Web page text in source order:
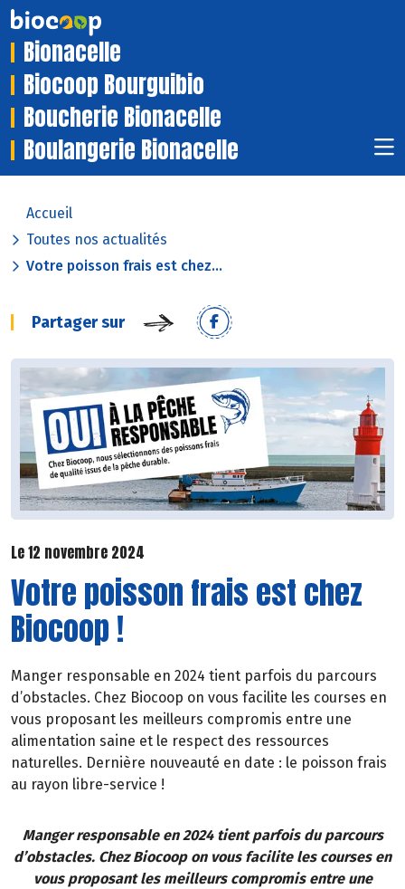
Bionacelle
Biocoop Bourguibio
Boucherie Bionacelle
Boulangerie Bionacelle
Accueil
Toutes nos actualités
Votre poisson frais est chez...
Partager sur
Le 12 novembre 2024
Votre poisson frais est chez
Biocoop !
Manger responsable en 2024 tient parfois du parcours
d’obstacles. Chez Biocoop on vous facilite les courses en
vous proposant les meilleurs compromis entre une
alimentation saine et le respect des ressources
naturelles. Dernière nouveauté en date : le poisson frais
au rayon libre-service !
Manger responsable en 2024 tient parfois du parcours
d’obstacles. Chez Biocoop on vous facilite les courses en
vous proposant les meilleurs compromis entre une